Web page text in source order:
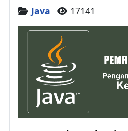
Details
Java 17141